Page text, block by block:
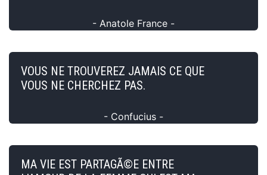
- Anatole France -
VOUS NE TROUVEREZ JAMAIS CE QUE
VOUS NE CHERCHEZ PAS.
- Confucius -
MA VIE EST PARTAGÃ©E ENTRE